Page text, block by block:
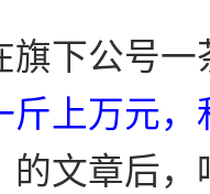
下公号一
上万元，
的文章后，